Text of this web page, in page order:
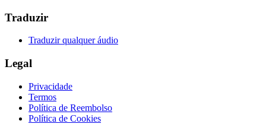
Traduzir
Traduzir qualquer áudio
Legal
Privacidade
Termos
Política de Reembolso
Política de Cookies